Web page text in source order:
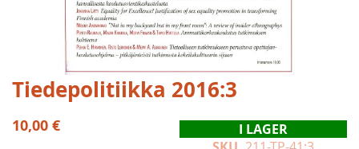
Hoppa
till
början
av
Tiedepolitiikka 2016:3
10,00 €
I LAGER